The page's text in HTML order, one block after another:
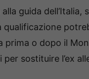
alla guida
qualificazione
prima o dopo il
sostituire l’ex